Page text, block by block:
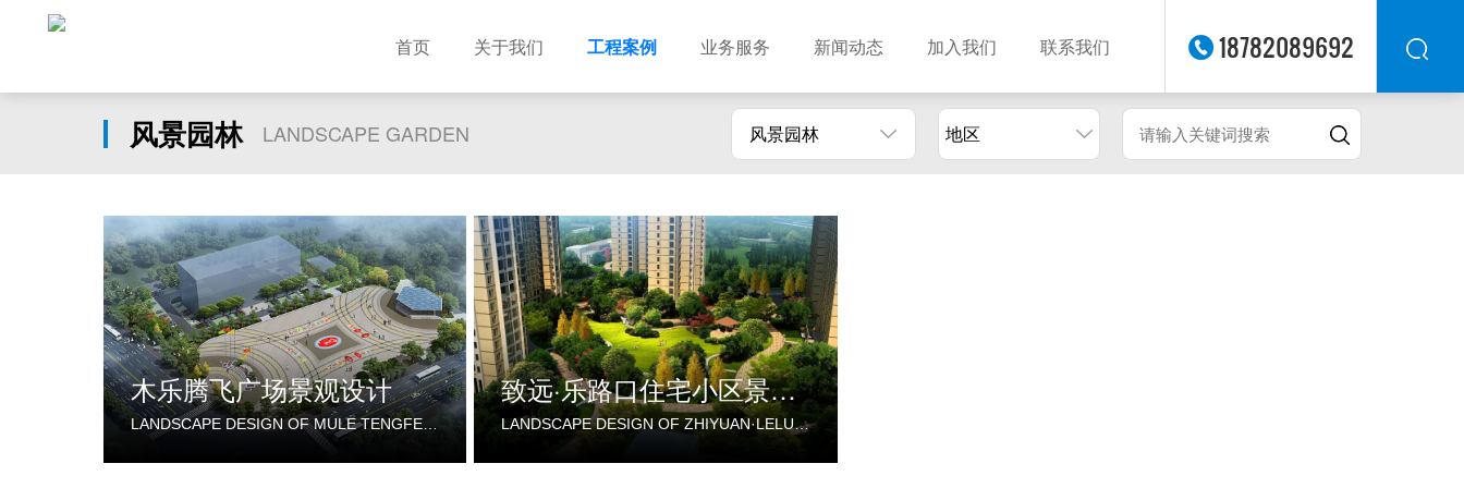
首页 关于我们 工程案例
市政设计
水利设计
风景园林
土地规划
城乡规划
工程测绘
工程咨询
工程造价
华东
业务服务 新闻动态 加入我们 联系我们 18782089692
风景园林 LANDSCAPE GARDEN 风景园林 地区
木乐腾飞广场景观设计
LANDSCAPE DESIGN OF MULE TENGFEI PLAZA
致远·乐路口住宅小区景观设计
LANDSCAPE DESIGN OF ZHIYUAN·LELUKOU RESIDENTIAL DISTRICT